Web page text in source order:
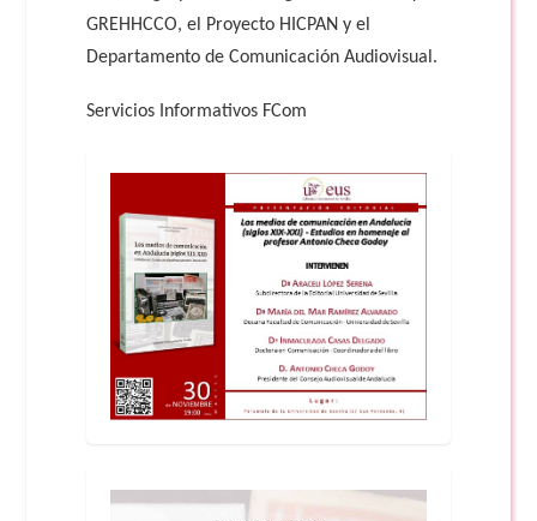
GREHHCCO, el Proyecto HICPAN y el
Departamento de Comunicación Audiovisual.
Servicios Informativos FCom